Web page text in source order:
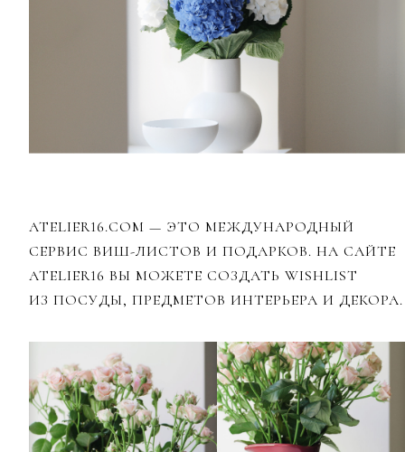
ATELIER16.COM — ЭТО МЕЖДУНАРОДНЫЙ
СЕРВИС ВИШ-ЛИСТОВ И ПОДАРКОВ. НА САЙТЕ
ATELIER16 ВЫ МОЖЕТЕ СОЗДАТЬ WISHLIST
ИЗ ПОСУДЫ, ПРЕДМЕТОВ ИНТЕРЬЕРА И ДЕКОРА.